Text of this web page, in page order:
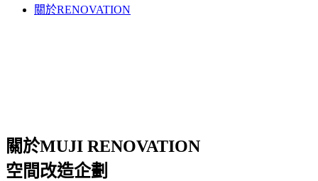
關於RENOVATION
關於MUJI RENOVATION
空間改造企劃